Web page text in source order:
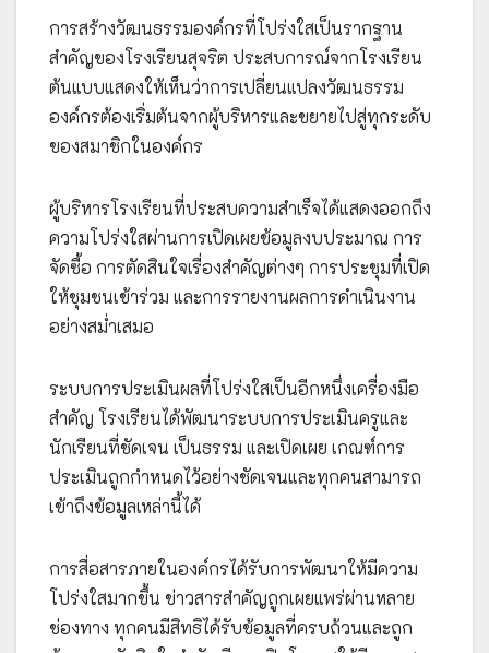
การสร้างวัฒนธรรมองค์กรที่โปร่งใสเป็นรากฐาน
สำคัญของโรงเรียนสุจริต ประสบการณ์จากโรงเรียน
ต้นแบบแสดงให้เห็นว่าการเปลี่ยนแปลงวัฒนธรรม
องค์กรต้องเริ่มต้นจากผู้บริหารและขยายไปสู่ทุกระดับ
ของสมาชิกในองค์กร
ผู้บริหารโรงเรียนที่ประสบความสำเร็จได้แสดงออกถึง
ความโปร่งใสผ่านการเปิดเผยข้อมูลงบประมาณ การ
จัดซื้อ การตัดสินใจเรื่องสำคัญต่างๆ การประชุมที่เปิด
ให้ชุมชนเข้าร่วม และการรายงานผลการดำเนินงาน
อย่างสม่ำเสมอ
ระบบการประเมินผลที่โปร่งใสเป็นอีกหนึ่งเครื่องมือ
สำคัญ โรงเรียนได้พัฒนาระบบการประเมินครูและ
นักเรียนที่ชัดเจน เป็นธรรม และเปิดเผย เกณฑ์การ
ประเมินถูกกำหนดไว้อย่างชัดเจนและทุกคนสามารถ
เข้าถึงข้อมูลเหล่านี้ได้
การสื่อสารภายในองค์กรได้รับการพัฒนาให้มีความ
โปร่งใสมากขึ้น ข่าวสารสำคัญถูกเผยแพร่ผ่านหลาย
ช่องทาง ทุกคนมีสิทธิได้รับข้อมูลที่ครบถ้วนและถูก